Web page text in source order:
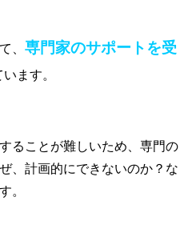
、 専門家のサポートを受
ます。
ることが難しいため、専門の
、計画的にできないのか？な
。